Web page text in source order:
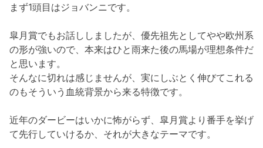
まず1頭目はジョバンニです。
皐月賞でもお話ししましたが、優先祖先としてやや欧州系
の形が強いので、本来はひと雨来た後の馬場が理想条件だ
と思います。
そんなに切れは感じませんが、実にしぶとく伸びてこれる
のもそういう血統背景から来る特徴です。
近年のダービーはいかに怖がらず、皐月賞より番手を挙げ
て先行していけるか、それが大きなテーマです。